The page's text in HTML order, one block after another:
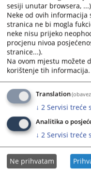
sesiji unutar browsera,
Neke od ovih
stranica ne bi mogla
neke nisu prijeko
procjenu nivoa
stranice...).
Na ovom mjestu možete
korištenje tih informacija.
Translation
↓ 2 Servisi treće
Analitika o
↓ 2 Servisi treće
Ne prihvatam